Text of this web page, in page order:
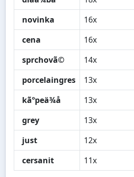
novinka
16x
cena
16x
sprchovã©
14x
porcelaingres
13x
kãºpeä¾å
13x
grey
13x
just
12x
cersanit
11x